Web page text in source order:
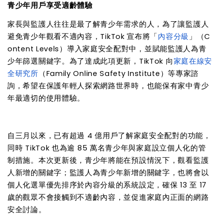
青少年用戶享受適齡體驗
家長與監護人往往是最了解青少年需求的人，為了讓監護人
避免青少年觀看不適內容， TikTok宣布將「內容分級」（C
ontent Levels ）導入家庭安全配對中，並賦能監護人為青
少年篩選關鍵字。為了達成此項更新， TikTok 向家庭在線安
全研究所 （Family Online Safety Institute ）等專家諮
詢，希望在保護年輕人探索網路世界時，也能保有家中青少
年最適切的使用體驗。
自三月以來，已有超過 4億用戶了解家庭安全配對的功能，
同時 TikTok也為逾 85 萬名青少年與家庭設立個人化的管
制措施。本次更新後，青少年將能在預設情況下，觀看監護
人新增的關鍵字；監護人為青少年新增的關鍵字，也將會以
個人化選單優先排序於內容分級的系統設定，確保 13至 17
歲的觀眾不會接觸到不適齡內容，並促進家庭內正面的網路
安全討論。